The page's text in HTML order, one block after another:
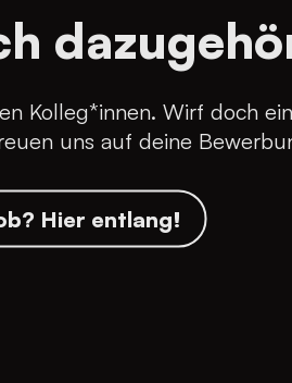
Kolleg*innen. Wirf doch
uns auf deine
Hier entlang!